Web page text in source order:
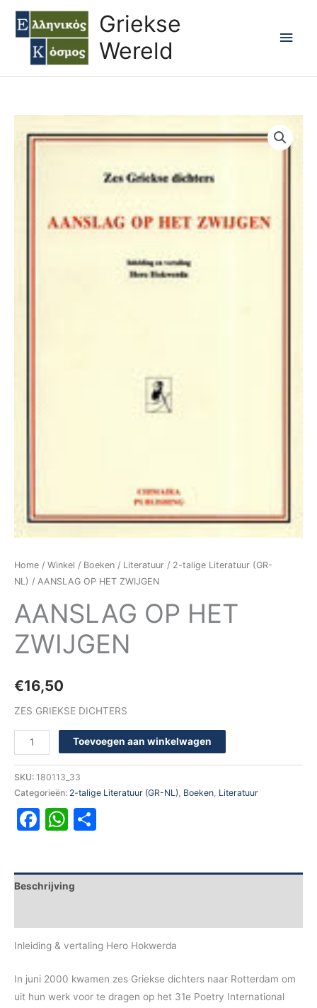
Griekse
Wereld
Home / Winkel / Boeken / Literatuur / 2-talige Literatuur (GR-
NL) / AANSLAG OP HET ZWIJGEN
AANSLAG OP HET
ZWIJGEN
€16,50
ZES GRIEKSE DICHTERS
Toevoegen aan winkelwagen
SKU: 180113_33
Categorieën: 2-talige Literatuur (GR-NL) Boeken Literatuur
Facebook
WhatsApp
Beschrijving
Inleiding & vertaling Hero Hokwerda
In juni 2000 kwamen zes Griekse dichters naar Rotterdam om
uit hun werk voor te dragen op het 31e Poetry International